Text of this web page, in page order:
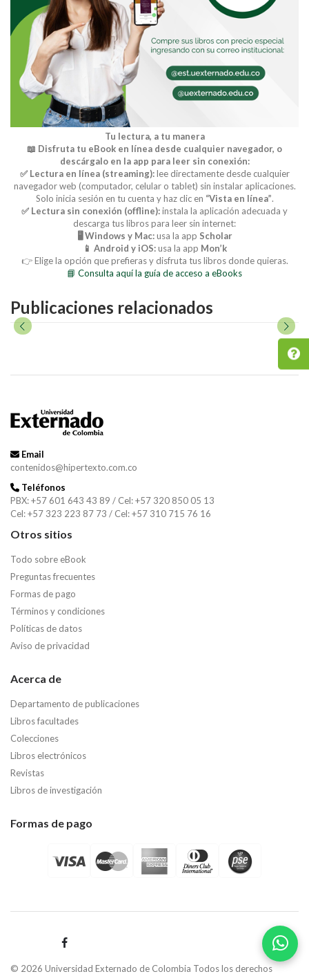
Tu lectura, a tu manera
📖 Disfruta tu eBook en línea desde cualquier navegador, o
descárgalo en la app para leer sin conexión:
✅ Lectura en línea (streaming):lee directamente desde cualquier
navegador web (computador, celular o tablet) sin instalar aplicaciones.
Solo inicia sesión en tu cuenta y haz clic en “Vista en línea”.
✅ Lectura sin conexión (offline):instala la aplicación adecuada y
descarga tus libros para leer sin internet:
🖥️ Windows y Mac:usa la app Scholar
📱 Android y iOS:usa la app Mon’k
👉 Elige la opción que prefieras y disfruta tus libros donde quieras.
📘 Consulta aquí la guía de acceso a eBooks
Publicaciones relacionados
Email
contenidos@hipertexto.com.co
Teléfonos
PBX: +57 601 643 43 89 / Cel: +57 320 850 05 13
Cel: +57 323 223 87 73 / Cel: +57 310 715 76 16
Otros sitios
Todo sobre eBook
Preguntas frecuentes
Formas de pago
Términos y condiciones
Políticas de datos
Aviso de privacidad
Acerca de
Departamento de publicaciones
Libros facultades
Colecciones
Libros electrónicos
Revistas
Libros de investigación
Formas de pago
© 2026 Universidad Externado de Colombia Todos los derechos